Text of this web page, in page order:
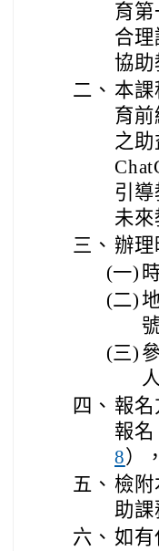
育
合
協助
二、 本
育
之
引
未
三、 辦理
(一)
(二)
(三)
四、 報
報
8）
五、 檢
助課
六、 如有